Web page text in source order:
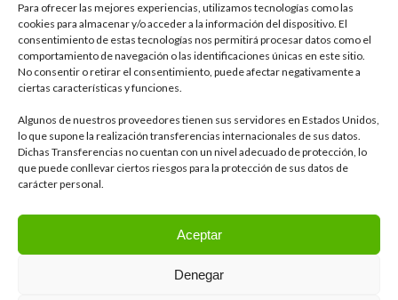
Para ofrecer las mejores experiencias, utilizamos tecnologías como las
cookies para almacenar y/o acceder a la información del dispositivo. El
consentimiento de estas tecnologías nos permitirá procesar datos como el
comportamiento de navegación o las identificaciones únicas en este sitio.
No consentir o retirar el consentimiento, puede afectar negativamente a
ciertas características y funciones.
Algunos de nuestros proveedores tienen sus servidores en Estados Unidos,
lo que supone la realización transferencias internacionales de sus datos.
Dichas Transferencias no cuentan con un nivel adecuado de protección, lo
que puede conllevar ciertos riesgos para la protección de sus datos de
carácter personal.
Aceptar
Denegar
Delegación de Sevilla
Calle Tajo, 4 41012, Sevilla
Otras delegaciones